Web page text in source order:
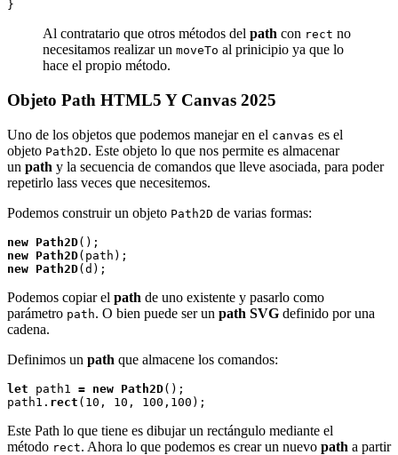
Al contratario que otros métodos del path con rect no
necesitamos realizar un moveTo al prinicipio ya que lo
hace el propio método.
Objeto Path HTML5 Y Canvas 2025
Uno de los objetos que podemos manejar en el canvas es el
objeto Path2D. Este objeto lo que nos permite es almacenar
un path y la secuencia de comandos que lleve asociada, para poder
repetirlo lass veces que necesitemos.
Podemos construir un objeto Path2D de varias formas:
new Path2D
new Path2D
new Path2D
Podemos copiar el path de uno existente y pasarlo como
parámetro path. O bien puede ser un path SVG definido por una
cadena.
Definimos un path que almacene los comandos:
let path1 = new Path2D();
path1. rect
Este Path lo que tiene es dibujar un rectángulo mediante el
método rect. Ahora lo que podemos es crear un nuevo path a partir